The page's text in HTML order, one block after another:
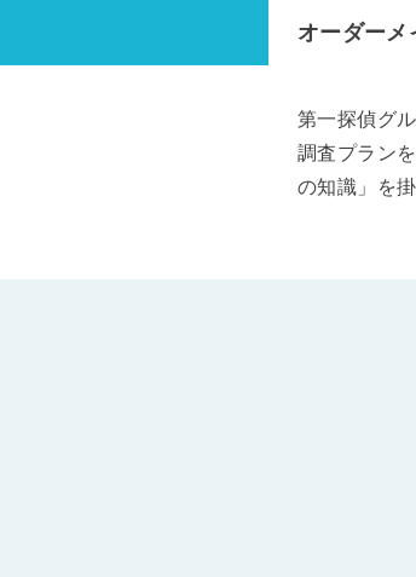
オーダーメ
第一探偵グ
調査プラン
の知識」を